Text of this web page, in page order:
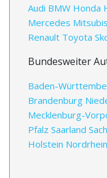
Audi BMW Honda
Mercedes
Renault Toyota
Bundesweiter
Baden-
Brandenburg
Mecklenburg-
Pfalz Saarland
Holstein